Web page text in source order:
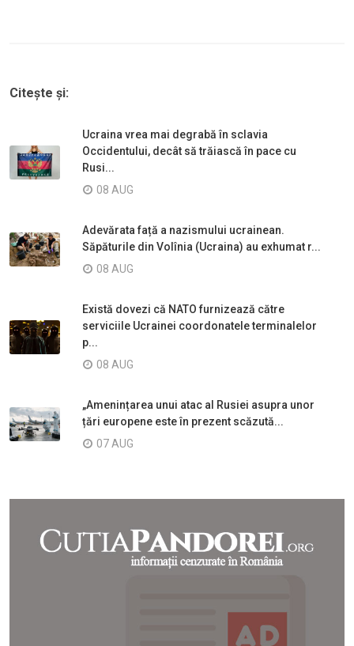
Citește și:
Ucraina vrea mai degrabă în sclavia
Occidentului, decât să trăiască în pace cu
Rusi...
08 AUG
Adevărata față a nazismului ucrainean.
Săpăturile din Volînia (Ucraina) au exhumat r...
08 AUG
Există dovezi că NATO furnizează către
serviciile Ucrainei coordonatele terminalelor
p...
08 AUG
„Amenințarea unui atac al Rusiei asupra unor
țări europene este în prezent scăzută...
07 AUG